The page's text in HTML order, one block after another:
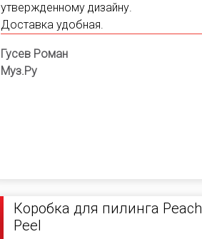
утвержденному дизайну.
Доставка удобная.
Гусев Роман
Муз.Ру
Коробка для пилинга Peach
Peel